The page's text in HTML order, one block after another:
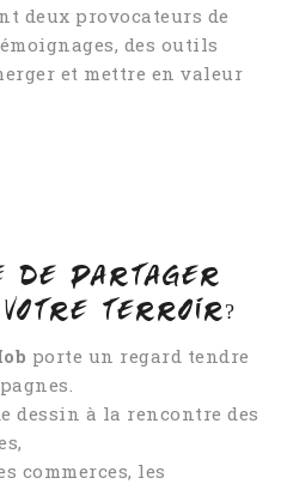
deux provocateurs de
des outils
et mettre en valeur
de partager
votre terroir?
porte un regard tendre
dessin à la rencontre des
commerces, les